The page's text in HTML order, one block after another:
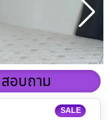
สอบถาม
SALE